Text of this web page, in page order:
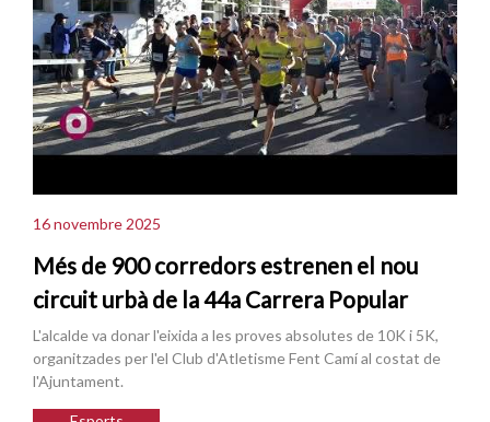
16 novembre 2025
Més de 900 corredors estrenen el nou
circuit urbà de la 44a Carrera Popular
L'alcalde va donar l'eixida a les proves absolutes de 10K i 5K,
organitzades per l'el Club d'Atletisme Fent Camí al costat de
l'Ajuntament.